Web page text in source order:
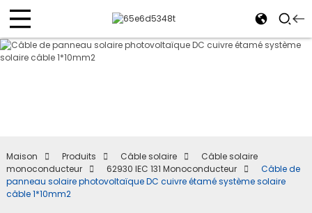
Maison Produits Câble solaire
Câble solaire
monoconducteur
62930 IEC 131 Monoconducteur
Câble de
panneau solaire photovoltaïque DC cuivre étamé système solaire
câble 1*10mm2